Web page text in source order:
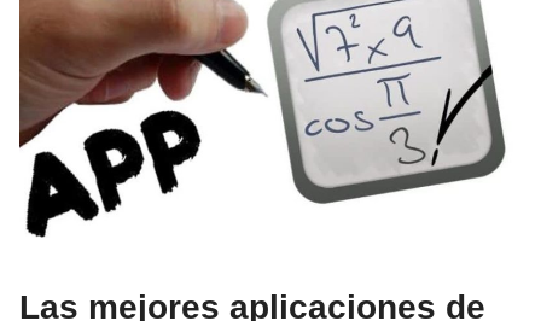
Las mejores aplicaciones de